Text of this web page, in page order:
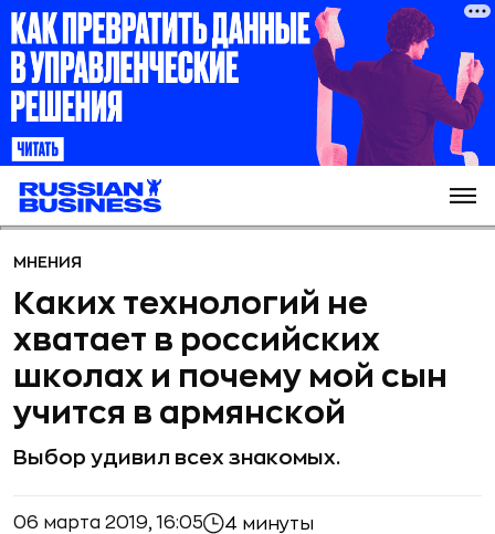
МНЕНИЯ
Каких технологий не
хватает в российских
школах и почему мой сын
учится в армянской
Выбор удивил всех знакомых.
06 марта 2019, 16:05 4 минуты